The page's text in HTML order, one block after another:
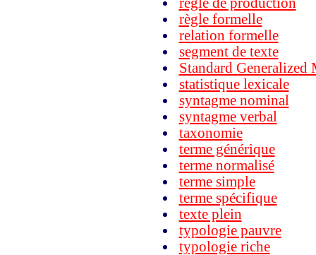
règle formelle
relation formelle
segment de texte
Standard Generalized
statistique lexicale
syntagme nominal
syntagme verbal
taxonomie
terme générique
terme normalisé
terme simple
terme spécifique
texte plein
typologie pauvre
typologie riche